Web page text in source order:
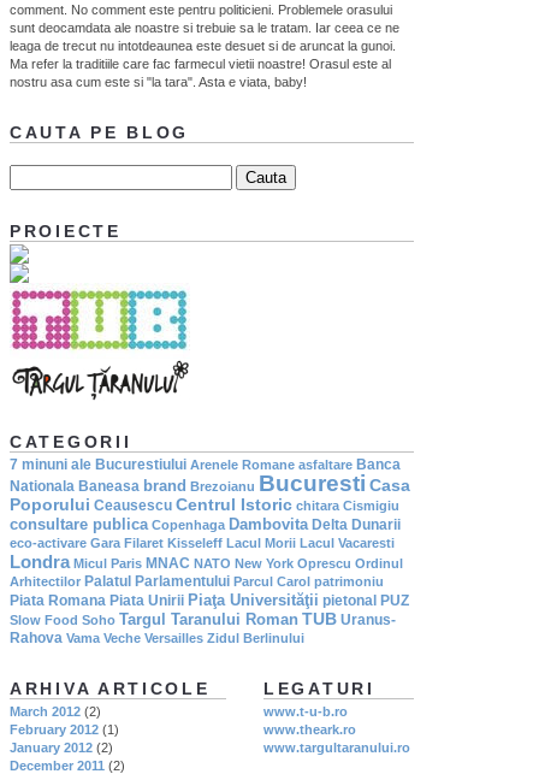
comment. No comment este pentru politicieni. Problemele orasului
sunt deocamdata ale noastre si trebuie sa le tratam. Iar ceea ce ne
leaga de trecut nu intotdeaunea este desuet si de aruncat la gunoi.
Ma refer la traditiile care fac farmecul vietii noastre! Orasul este al
nostru asa cum este si "la tara". Asta e viata, baby!
CAUTA PE BLOG
PROIECTE
CATEGORII
7 minuni ale Bucurestiului Arenele Romane asfaltare Banca
Nationala Baneasa brand Brezoianu Bucuresti Casa
Poporului Ceausescu Centrul Istoric chitara Cismigiu
consultare publica Copenhaga Dambovita Delta Dunarii
eco-activare Gara Filaret Kisseleff Lacul Morii Lacul Vacaresti
Londra Micul Paris MNAC NATO New York Oprescu Ordinul
Arhitectilor Palatul Parlamentului Parcul Carol patrimoniu
Piata Romana Piata Unirii Piaţa Universităţii pietonal PUZ
Slow Food Soho Targul Taranului Roman TUB Uranus-
Rahova Vama Veche Versailles Zidul Berlinului
LEGATURI
www.t-u-b.ro
www.theark.ro
www.targultaranului.ro
ARHIVA ARTICOLE
March 2012 (2)
February 2012 (1)
January 2012 (2)
December 2011 (2)